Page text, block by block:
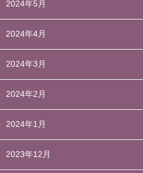
2024年5月
2024年4月
2024年3月
2024年2月
2024年1月
2023年12月